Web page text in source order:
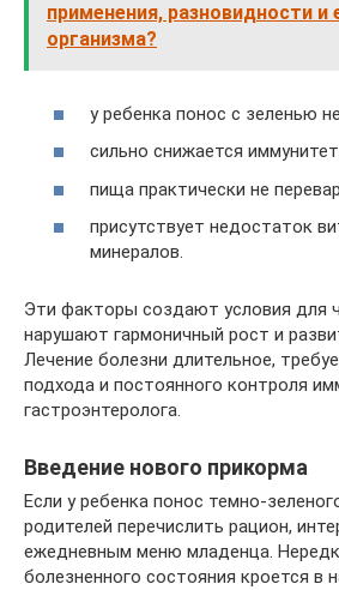
применения, разновидности и
организма?
у ребенка понос с зеленью
сильно снижается
пища практически не
присутствует недостаток
минералов.
Эти факторы создают условия для
нарушают гармоничный рост и
Лечение болезни длительное,
подхода и постоянного контроля
гастроэнтеролога.
Введение нового прикорма
Если у ребенка понос темно-
родителей перечислить рацион,
ежедневным меню младенца.
болезненного состояния кроется в